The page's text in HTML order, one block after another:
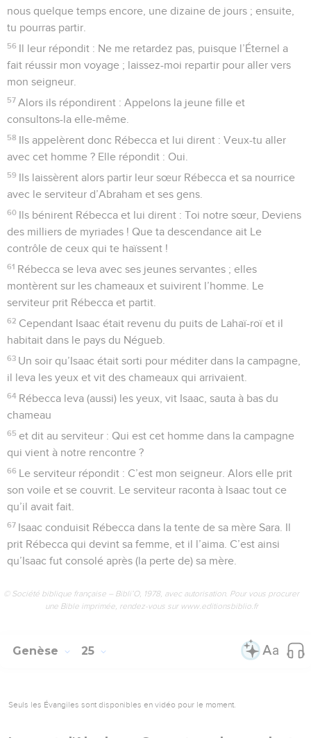
nous quelque temps encore, une dizaine de jours ; ensuite,
tu pourras partir.
56 Il leur répondit : Ne me retardez pas, puisque l’Éternel a
fait réussir mon voyage ; laissez-moi repartir pour aller vers
mon seigneur.
57 Alors ils répondirent : Appelons la jeune fille et
consultons-la elle-même.
58 Ils appelèrent donc Rébecca et lui dirent : Veux-tu aller
avec cet homme ? Elle répondit : Oui.
59 Ils laissèrent alors partir leur sœur Rébecca et sa nourrice
avec le serviteur d’Abraham et ses gens.
60 Ils bénirent Rébecca et lui dirent : Toi notre sœur, Deviens
des milliers de myriades ! Que ta descendance ait Le
contrôle de ceux qui te haïssent !
61 Rébecca se leva avec ses jeunes servantes ; elles
montèrent sur les chameaux et suivirent l’homme. Le
serviteur prit Rébecca et partit.
62 Cependant Isaac était revenu du puits de Lahaï-roï et il
habitait dans le pays du Négueb.
63 Un soir qu’Isaac était sorti pour méditer dans la campagne,
il leva les yeux et vit des chameaux qui arrivaient.
64 Rébecca leva (aussi) les yeux, vit Isaac, sauta à bas du
chameau
65 et dit au serviteur : Qui est cet homme dans la campagne
qui vient à notre rencontre ?
66 Le serviteur répondit : C’est mon seigneur. Alors elle prit
son voile et se couvrit. Le serviteur raconta à Isaac tout ce
qu’il avait fait.
67 Isaac conduisit Rébecca dans la tente de sa mère Sara. Il
prit Rébecca qui devint sa femme, et il l’aima. C’est ainsi
qu’Isaac fut consolé après (la perte de) sa mère.
© Société biblique française – Bibli’O, 1978, avec autorisation. Pour vous procurer
une Bible imprimée, rendez-vous sur www.editionsbiblio.fr
Genèse 25
Seuls les Évangiles sont disponibles en vidéo pour le moment.